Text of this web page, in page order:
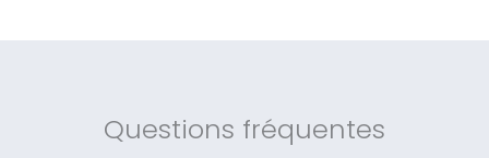
Questions fréquentes